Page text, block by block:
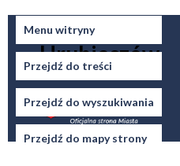
Menu witryny
Przejdź do treści
Przejdź do wyszukiwania
Przejdź do mapy strony
Miasto
Hrubieszów